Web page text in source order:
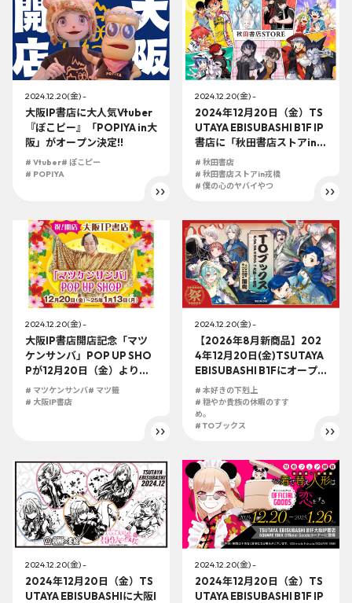
2024.12.20(金) -
大阪IP書店に大人気Vtuber
『ぽこピー』「POPIYA in大
阪」がオープン決定!!
# Vtuber# ぽこピー
# POPIYA
2024.12.20(金) -
2024年12月20日（金）TS
UTAYA EBISUBASHI B1F IP
書店に「秋田書店ストアin戎
橋」がOPEN！！！『僕の
心のヤバイやつ』『魔入り
ました！入間くん if Episod
ど新作商品の発売が決定！
# 秋田書店
# 秋田書店ストアin戎橋
# 僕の心のヤバイやつ
2024.12.20(金) -
大阪IP書店開店記念「マツ
ケンサンバ」POP UP SHO
Pが12月20日（金）より開
催決定！年末年始はビバナ
ンバ！
# マツケンサンバ# マツ籤
# 大阪IP書店
2024.12.20(金) -
【2026年8月新商品】202
4年12月20日(金)TSUTAYA
EBISUBASHI B1Fにオープ
ン！！IP書店にてTOブック
スPOP UP SHOP in大阪IP
書店の展開が決定！！
# 本好きの下剋上
# 穏やか貴族の休暇のすす
め。
# TOブックス
2024.12.20(金) -
2024年12月20日（金）TS
UTAYA EBISUBASHIに大阪I
2024.12.20(金) -
2024年12月20日（金）TS
UTAYA EBISUBASHI B1F IP